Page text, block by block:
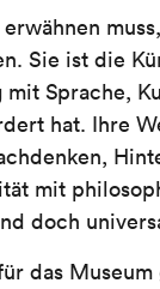
Sie ist die
mit Sprache,
hat. Ihre
mit
doch
das